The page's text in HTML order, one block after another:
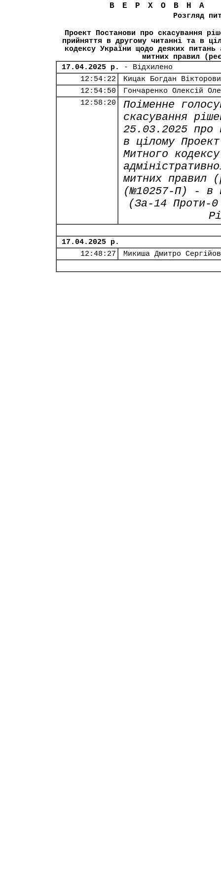
Розгляд
Проект Постанови про скасування
прийняття в другому читанні та в
кодексу України щодо деяких питань
митних правил
17.04.2025 р.
- Відхилено
12:54:22
Кицак Богдан
12:54:50
Гончаренко Олексій
12:58:20
Поіменне
скасування
25.03.2025 про
в цілому
Митного
митних правил
(№10257-П) - в
(За-14 Проти-0
17.04.2025 р.
12:48:27
Микиша Дмитро